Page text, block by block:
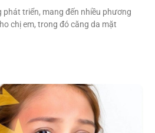
triển, mang đến nhiều phương
chị em, trong đó căng da mặt